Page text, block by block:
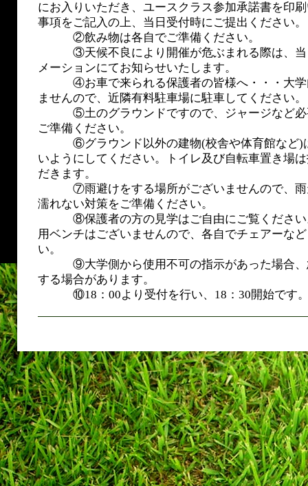
にお入りいただき、ユースクラス参加承諾書を印
事項をご記入の上、当日受付時にご提出ください。
②飲み物は各自でご準備ください。
③天候不良により開催が危ぶまれる際は、当
メーションにてお知らせいたします。
④お車で来られる保護者の皆様へ・・・大学
ませんので、近隣有料駐車場に駐車してください。
⑤土のグラウンドですので、ジャージなど必
ご準備ください。
⑥グラウンド以外の建物(校舎や体育館など)
いようにしてください。トイレ及び自転車置き場
だきます。
⑦雨避けをする場所がございませんので、雨
濡れない対策をご準備ください。
⑧保護者の方の見学はご自由にご覧ください
用ベンチはございませんので、各自でチェアーな
い。
⑨大学側から使用不可の指示があった場合、
する場合があります。
⑩18：00より受付を行い、18：30開始です